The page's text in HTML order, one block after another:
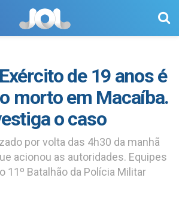
de 19 anos é
morto em Macaíba.
o caso
por volta das 4h30 da manhã
acionou as autoridades. Equipes
11º Batalhão da Polícia Militar